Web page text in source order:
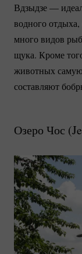
Вдзыдзе —
водного отдыха,
много видов
щука. Кроме
животных
составляют
Озеро Чос (